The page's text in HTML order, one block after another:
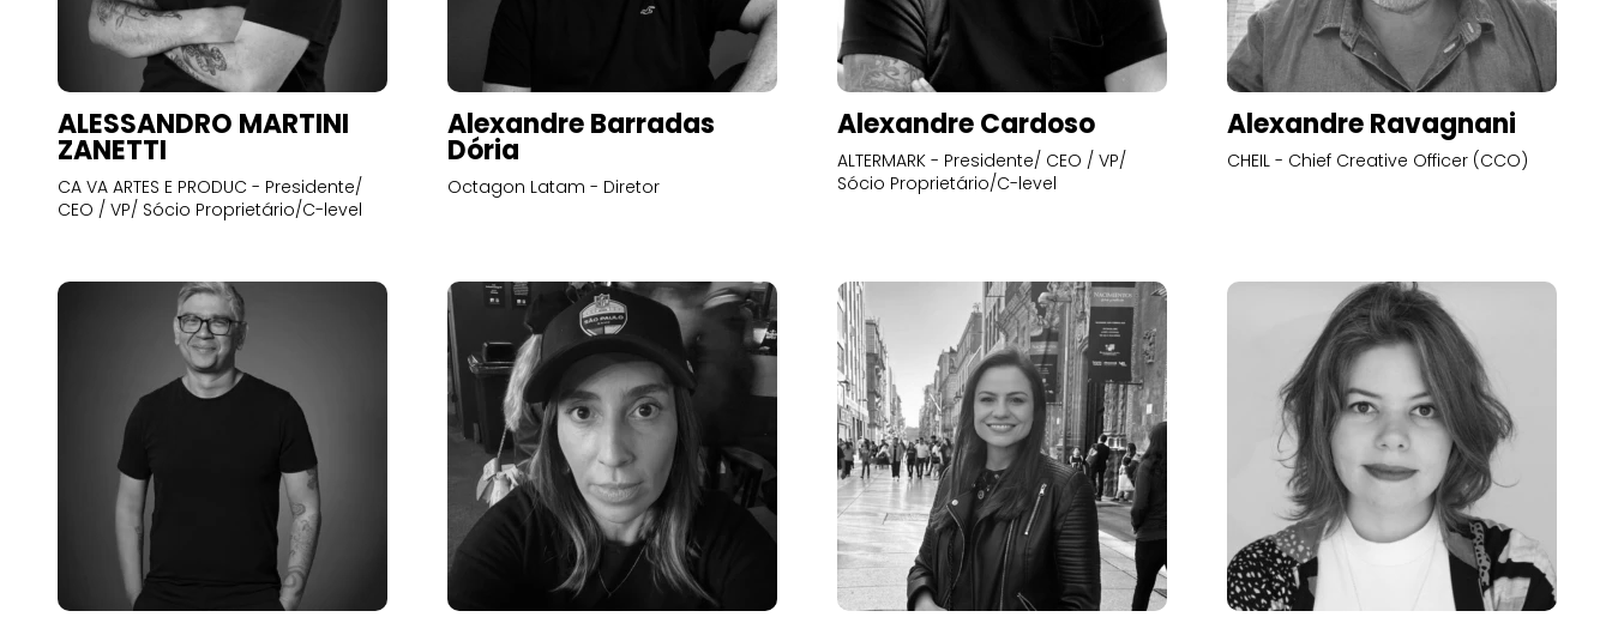
ALESSANDRO MARTINI
ZANETTI
CA VA ARTES E PRODUC - Presidente/
CEO / VP/ Sócio Proprietário/C-level
Alexandre Barradas
Dória
Octagon Latam - Diretor
Alexandre Cardoso
ALTERMARK - Presidente/ CEO / VP/
Sócio Proprietário/C-level
Alexandre Ravagnani
CHEIL - Chief Creative Officer (CCO)